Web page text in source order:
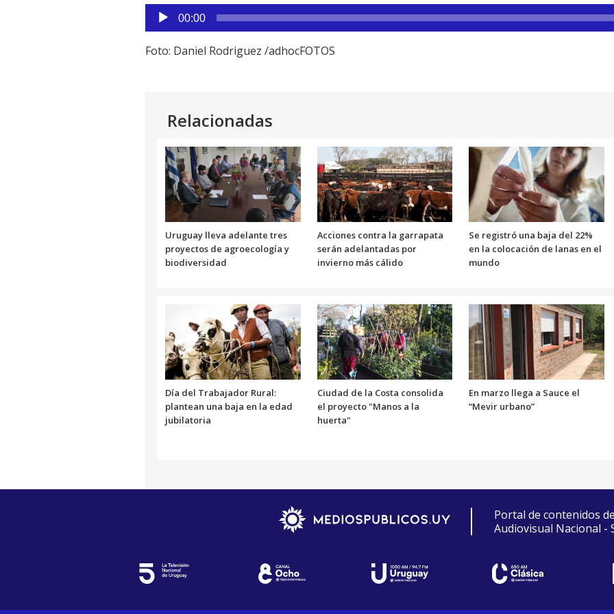
audio
Reproductor
de
audio
00:00
Foto: Daniel Rodriguez /adhocFOTOS
Relacionadas
Uruguay lleva adelante tres
proyectos de agroecología y
biodiversidad
Acciones contra la garrapata
serán adelantadas por
invierno más cálido
Se registró una baja del 22%
en la colocación de lanas en el
mundo
Día del Trabajador Rural:
plantean una baja en la edad
jubilatoria
Ciudad de la Costa consolida
el proyecto "Manos a la
huerta"
En marzo llega a Sauce el
“Mevir urbano”
Portal de contenidos
Audiovisual Nacional -